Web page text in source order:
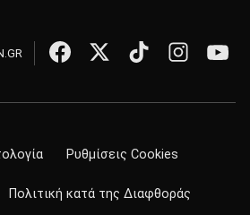
Ρυθμίσεις Cookies
Πολιτική κατά της Διαφθοράς